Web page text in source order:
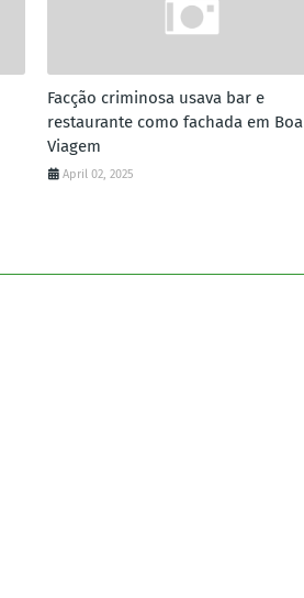
Facção criminosa usava bar e
restaurante como fachada em Boa
Viagem
April 02, 2025